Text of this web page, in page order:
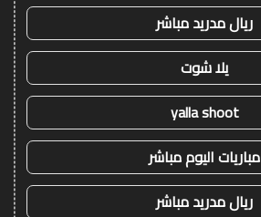
ريال مدريد مباشر
يلا شوت
yalla shoot
مباريات اليوم مباشر
ريال مدريد مباشر